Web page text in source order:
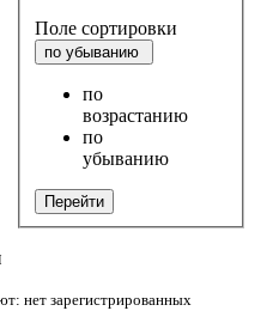
Поле сортировки
по убыванию
по
возрастанию
по
убыванию
Перейти
нет зарегистрированных